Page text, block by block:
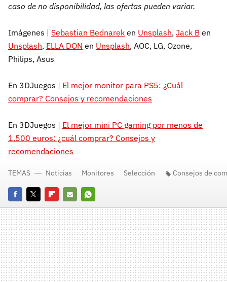
caso de no disponibilidad, las ofertas pueden variar.
Imágenes | Sebastian Bednarek en Unsplash, Jack B en
Unsplash, ELLA DON en Unsplash, AOC, LG, Ozone,
Philips, Asus
En 3DJuegos | El mejor monitor para PS5: ¿Cuál
comprar? Consejos y recomendaciones
En 3DJuegos | El mejor mini PC gaming por menos de
1.500 euros: ¿cuál comprar? Consejos y
recomendaciones
FacebookTwitterFlipboard
E-
mail
Whatsapp
TEMAS Noticias Monitores Selección Consejos de